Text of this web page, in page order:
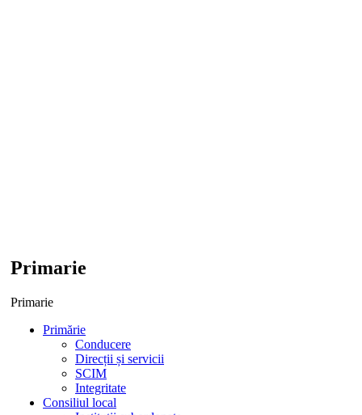
Primarie
Primarie
Primărie
Conducere
Direcții și servicii
SCIM
Integritate
Consiliul local